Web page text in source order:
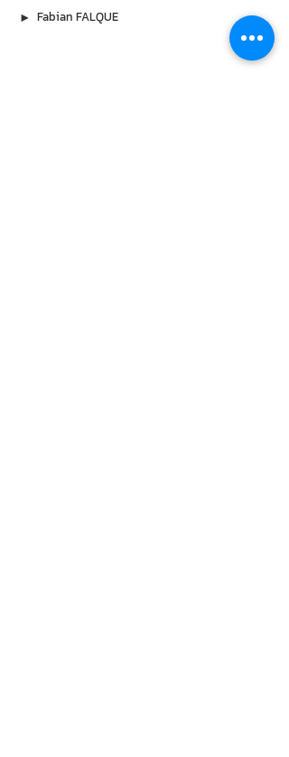
▶︎ Fabian FALQUE